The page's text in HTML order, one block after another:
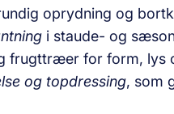
oprydning og
i staude- og
frugttræer for form, lys
og topdressing, som